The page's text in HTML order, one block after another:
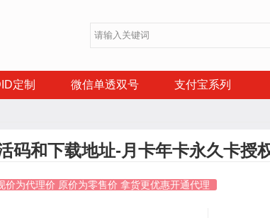
定制 微信单透双号 支付宝系列
码和下载地址-月卡年卡永久卡授
价为代理价 原价为零售价 拿货更优惠开通代理